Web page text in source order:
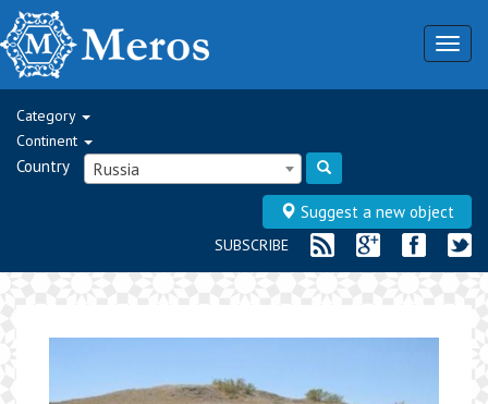
Category
Continent
Country Russia
Suggest a new object
SUBSCRIBE